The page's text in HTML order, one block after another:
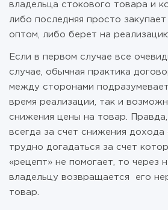
владельца стокового товара и
либо последняя просто
оптом, либо берет на
Если в первом случае все
случае, обычная практика
между сторонами
время реализации, так и
снижения цены на товар.
всегда за счет снижения
трудно догадаться за счет
«рецепт» не помогает, то через
владельцу возвращается его
товар.